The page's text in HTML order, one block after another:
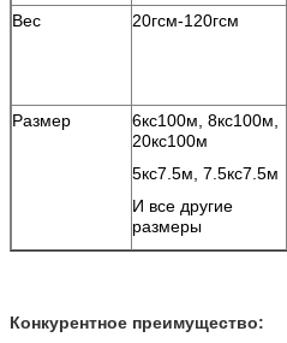
Вес
20гсм-120гсм
Размер
6кс100м, 8кс100м,
20кс100м
5кс7.5м, 7.5кс7.5м
И все другие
размеры
Конкурентное преимущество: